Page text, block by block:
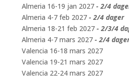
Almeria 16-19 jan 2027 - 2/4
Almeria 4-7 feb 2027 - 2/4 dager
Almeria 18-21 feb 2027 - 2/3/4
Almeria 4-7 mars 2027 - 2/4
Valencia 16-18 mars 2027
Valencia 19-21 mars 2027
Valencia 22-24 mars 2027